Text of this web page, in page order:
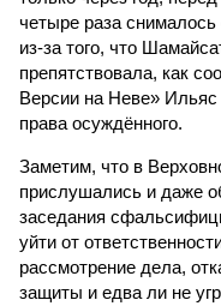
четыре раза
из-за того, что
препятствовала, как
Версии на Неве» Ильяс
права осуждённого.
Заметим, что в
прислушались и даже
заседания
уйти от
рассмотрение дела,
защиты и едва ли не